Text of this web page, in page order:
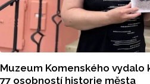
Muzeum Komenského vydalo
77 osobností historie města